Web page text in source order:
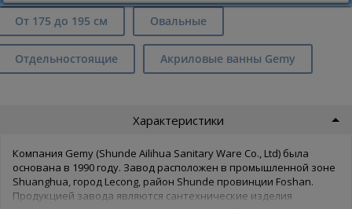
От 175 до 195 см Овальные
Отдельностоящие Акриловые ванны Gemy
Характеристики
Компания Gemy (Shunde Ailihua Sanitary Ware Co., Ltd) была
основана в 1990 году. Завод расположен в промышленной зоне
Shuanghua, город Lecong, район Shunde провинции Foshan.
Продукцией завода являются сантехнические изделия